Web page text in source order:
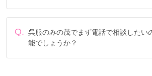
Q. 呉服のみの茂でまず電話で相談したい
能でしょうか？